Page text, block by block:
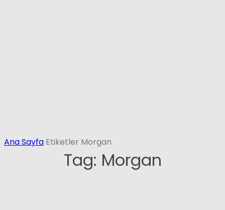
Ana Sayfa Etiketler Morgan
Tag: Morgan